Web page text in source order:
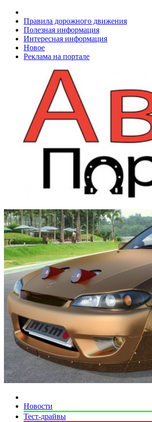
Правила дорожного движения
Полезная информация
Интересная информация
Новое
Реклама на портале
Новости
Тест-драйвы